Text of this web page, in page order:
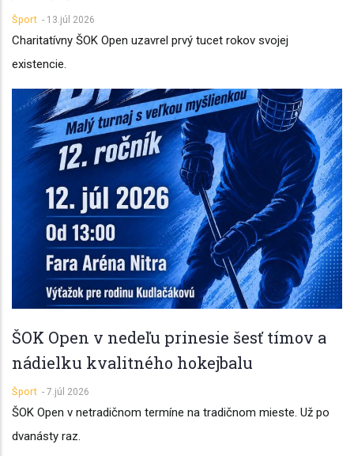
Šport - 13.júl 2026
Charitatívny ŠOK Open uzavrel prvý tucet rokov svojej
existencie.
ŠOK Open v nedeľu prinesie šesť tímov a
nádielku kvalitného hokejbalu
Šport - 7.júl 2026
ŠOK Open v netradičnom termíne na tradičnom mieste. Už po
dvanásty raz.